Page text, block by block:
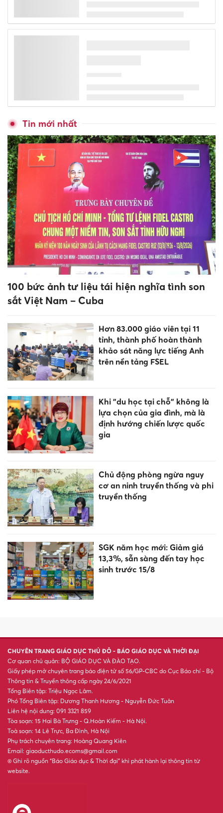
Xếp hạng may - rủi của 12 con
Lan tỏa phong trào bảo vệ an
ninh Tổ quốc trong môi trường
giáo dục
Hơn 83.000 giáo viên tại 11
tỉnh, thành phố hoàn thành
khảo sát năng lực tiếng Anh
an toàn trường học, phòng
chống bạo lực học đường
được bồi dưỡng kỹ năng dạy
hát Chèo
hóa các nguồn lực đầu tư
sắp xếp, bảo lưu phụ cấp cho
cán bộ quản lý
XSMB 4/8 - Kết quả xổ số miền
Bắc hôm nay ngày 4/8/2026
'Nhảy cóc' hai lớp để thi đại